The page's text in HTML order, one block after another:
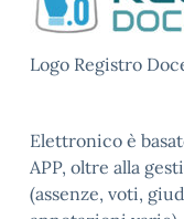
Logo Registro
Elettronico è
APP, oltre alla
(assenze, voti,